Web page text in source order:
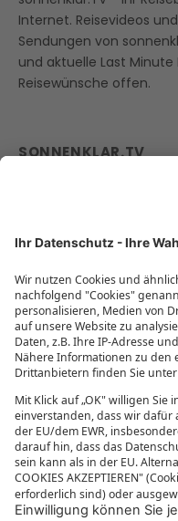
Internet. Reisevideos
Sendungen von
und aktuelle Last Minute
Reisewünsche offen.
SONNENKLAR.TV
Reisegutscheine
Beliebte Reiseziele
Reisebüros
Impressum
Datenschutzübersicht
Informationen zur
MEHR VON
Mediathek
sonnenklar.TV